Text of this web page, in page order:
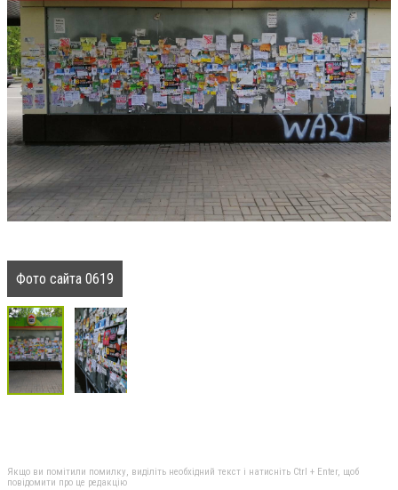
Фото сайта 0619
Якщо ви помітили помилку, виділіть необхідний текст і натисніть Ctrl + Enter, щоб
повідомити про це редакцію